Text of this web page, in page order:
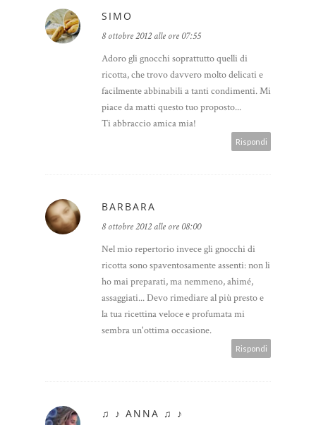
SIMO
8 ottobre 2012 alle ore 07:55
Adoro gli gnocchi soprattutto quelli di
ricotta, che trovo davvero molto delicati e
facilmente abbinabili a tanti condimenti. Mi
piace da matti questo tuo proposto...
Ti abbraccio amica mia!
Rispondi
BARBARA
8 ottobre 2012 alle ore 08:00
Nel mio repertorio invece gli gnocchi di
ricotta sono spaventosamente assenti: non li
ho mai preparati, ma nemmeno, ahimé,
assaggiati... Devo rimediare al più presto e
la tua ricettina veloce e profumata mi
sembra un'ottima occasione.
Rispondi
♫ ♪ ANNA ♫ ♪